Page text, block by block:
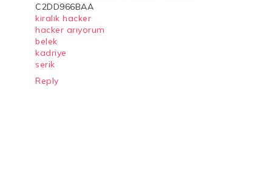
C2DD966BAA
kiralık hacker
hacker arıyorum
belek
kadriye
serik
Reply